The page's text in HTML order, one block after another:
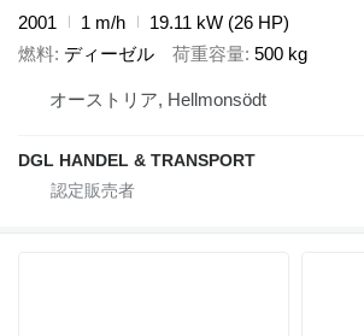
2001
1 m/h
19.11 kW (26 HP)
燃料 ディーゼル 荷重容量 500 kg
オーストリア, Hellmonsödt
DGL HANDEL & TRANSPORT